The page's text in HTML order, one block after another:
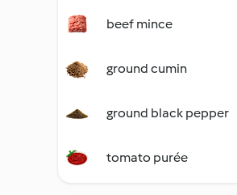
beef mince
ground cumin
ground black pepper
tomato purée